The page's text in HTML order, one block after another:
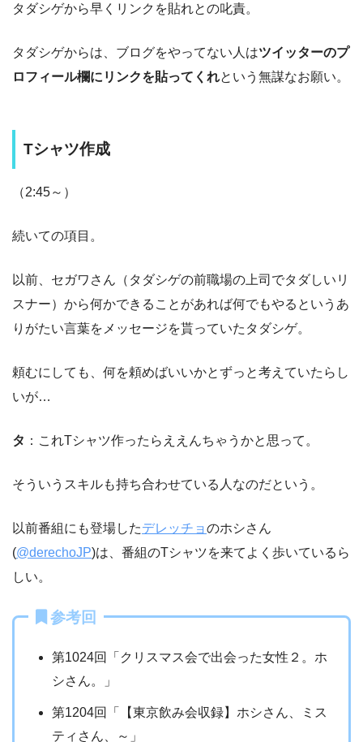
タダシゲから早くリンクを貼れとの叱責。
タダシゲからは、ブログをやってない人はツイッターのプ
ロフィール欄にリンクを貼ってくれという無謀なお願い。
Tシャツ作成
（2:45～）
続いての項目。
以前、セガワさん（タダシゲの前職場の上司でタダしいリ
スナー）から何かできることがあれば何でもやるというあ
りがたい言葉をメッセージを貰っていたタダシゲ。
頼むにしても、何を頼めばいいかとずっと考えていたらし
いが…
タ ：これTシャツ作ったらええんちゃうかと思って。
そういうスキルも持ち合わせている人なのだという。
以前番組にも登場したデレッチョのホシさん
(@derechoJP)は、番組のTシャツを来てよく歩いているら
しい。
参考回
第1024回「クリスマス会で出会った女性２。ホ
シさん。」
第1204回「【東京飲み会収録】ホシさん、ミス
ティさん、～」